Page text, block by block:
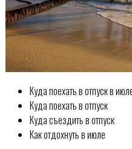
Куда поехать в отпуск в
Куда поехать в отпуск
Куда съездить в отпуск
Как отдохнуть в июле